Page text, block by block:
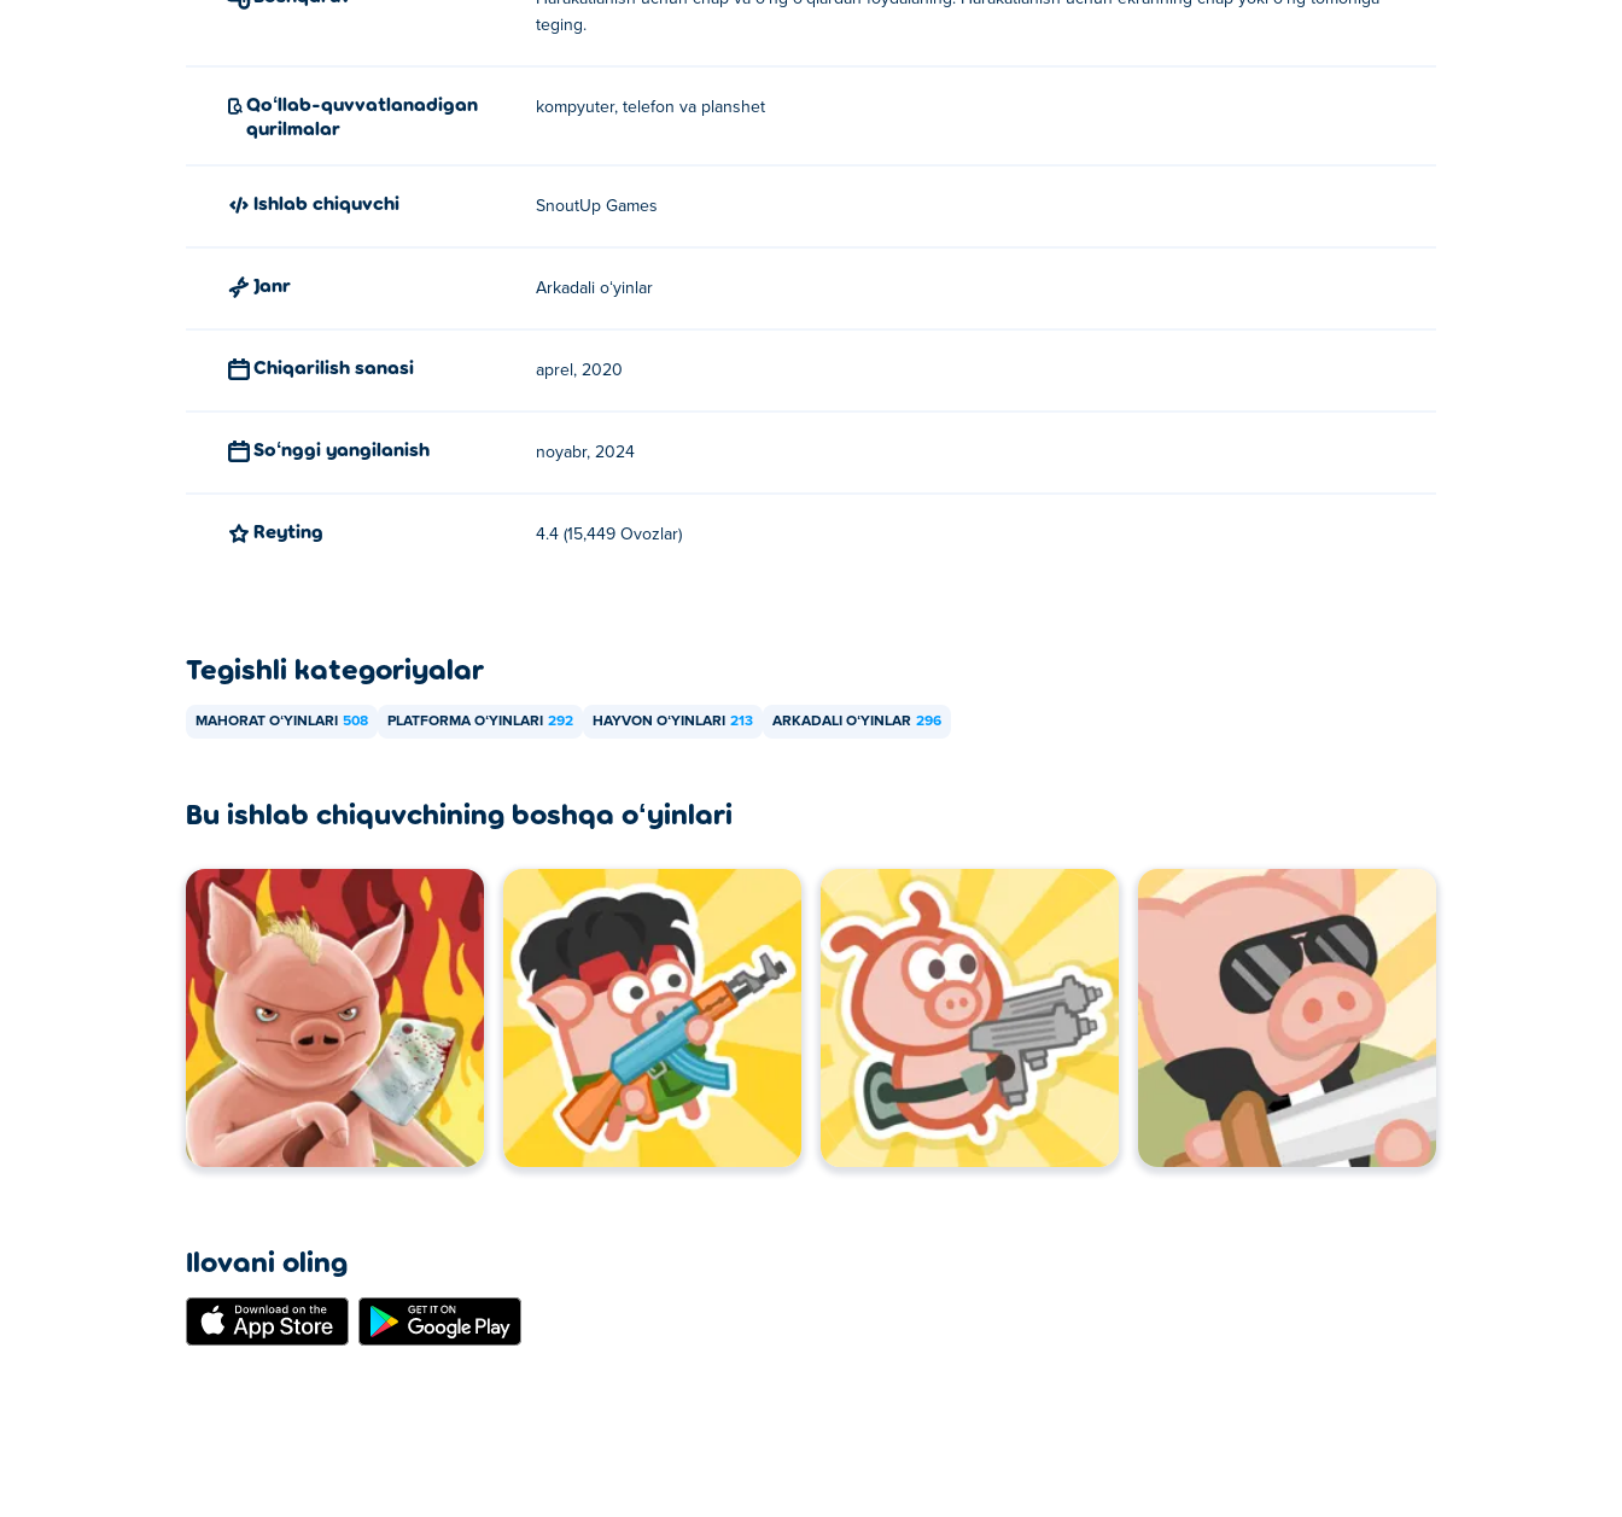
teging.
Qoʻllab-quvvatlanadigan
qurilmalar
kompyuter, telefon va planshet
Ishlab chiquvchi SnoutUp Games
Janr Arkadali oʻyinlar
Chiqarilish sanasi aprel, 2020
Soʻnggi yangilanish noyabr, 2024
Reyting 4.4 (15,449 Ovozlar)
Tegishli kategoriyalar
MAHORAT OʻYINLARI 508 PLATFORMA OʻYINLARI 292 HAYVON OʻYINLARI 213 ARKADALI OʻYINLAR 296
Bu ishlab chiquvchining boshqa oʻyinlari
Ilovani oling